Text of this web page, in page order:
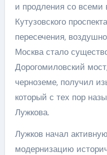
и продления со
Кутузовского
пересечения,
Москва стало
Дорогомиловский
черноземе, получил
который с тех пор
Лужкова.
Лужков начал
модернизацию